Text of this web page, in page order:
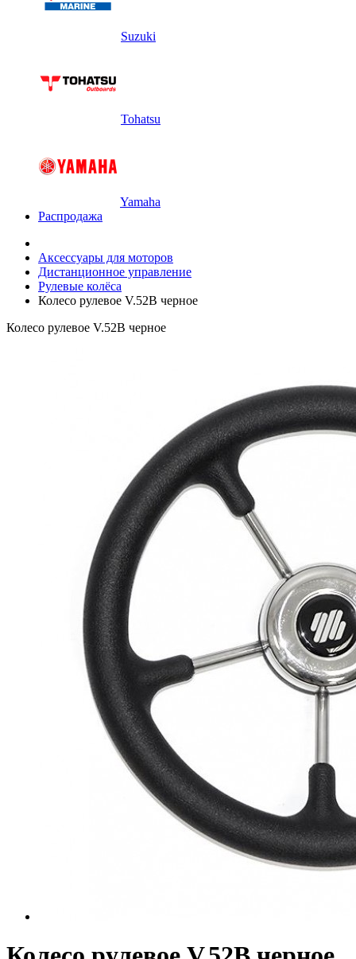
Suzuki
Tohatsu
Yamaha
Распродажа
Аксессуары для моторов
Дистанционное управление
Рулевые колёса
Колесо рулевое V.52B черное
Колесо рулевое V.52B черное